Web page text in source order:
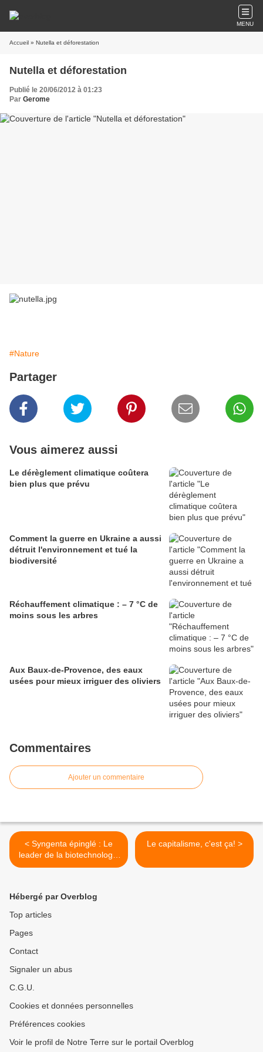
MENU
Accueil » Nutella et déforestation
Nutella et déforestation
Publié le 20/06/2012 à 01:23
Par Gerome
#Nature
Partager
Vous aimerez aussi
Le dérèglement climatique coûtera
bien plus que prévu
Comment la guerre en Ukraine a aussi
détruit l'environnement et tué la
biodiversité
Réchauffement climatique : – 7 °C de
moins sous les arbres
Aux Baux-de-Provence, des eaux
usées pour mieux irriguer des oliviers
Commentaires
Ajouter un commentaire
< Syngenta épinglé : Le
leader de la biotechnologie
accusé de dissimuler les
modifié
Le capitalisme, c'est ça! >
Hébergé par Overblog
Top articles
Pages
Contact
Signaler un abus
C.G.U.
Cookies et données personnelles
Préférences cookies
Voir le profil de Notre Terre sur le portail Overblog